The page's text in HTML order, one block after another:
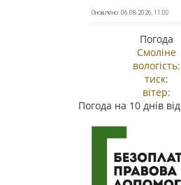
Погода
Смоліне
вологість:
тиск:
вітер:
Погода на 10 днів від